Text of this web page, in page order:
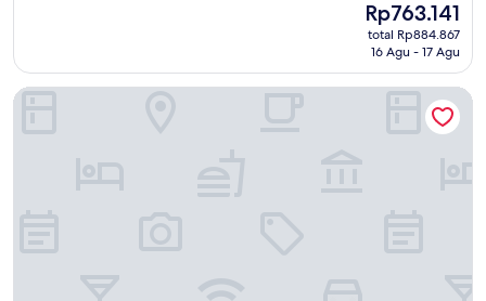
(273
ulasan)
Harga
sekarang
Rp763.141
Rp763.141
total Rp884.867
16 Agu - 17 Agu
Green Rich Hotel Miyazakitachibanadori 2 Artificial Hot